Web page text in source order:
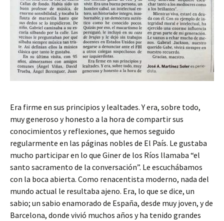
Era firme en sus principios y lealtades. Y era, sobre todo,
muy generoso y honesto a la hora de compartir sus
conocimientos y reflexiones, que hemos seguido
regularmente en las páginas nobles de El País. Le gustaba
mucho participar en lo que Giner de los Ríos llamaba “el
santo sacramento de la conversación”. Le escuchábamos
con la boca abierta. Como renacentista moderno, nada del
mundo actual le resultaba ajeno. Era, lo que se dice, un
sabio; un sabio enamorado de España, desde muy joven, y de
Barcelona, donde vivió muchos años y ha tenido grandes